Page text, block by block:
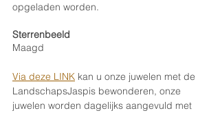
opgeladen worden.
Sterrenbeeld
Maagd
Via deze LINK kan u onze juwelen met de
LandschapsJaspis bewonderen, onze
juwelen worden dagelijks aangevuld met